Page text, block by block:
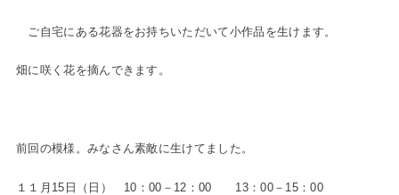
ご自宅にある花器をお持ちいただいて小作品を生けます。
畑に咲く花を摘んできます。
前回の模様。みなさん素敵に生けてました。
１１月15日（日） 10：00－12：00 13：00－15：00